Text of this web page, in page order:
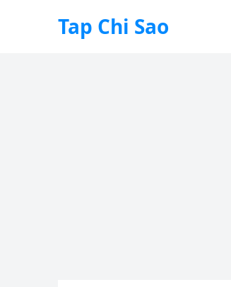
Tap Chi Sao